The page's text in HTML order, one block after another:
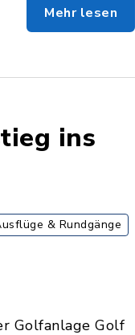
Mehr lesen
ins
& Rundgänge
Golfanlage Golf